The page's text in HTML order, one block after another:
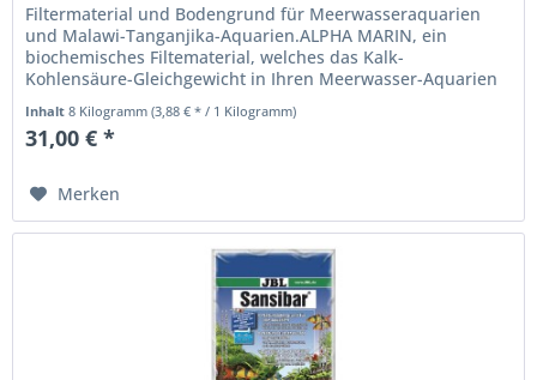
Filtermaterial und Bodengrund für Meerwasseraquarien
und Malawi-Tanganjika-Aquarien.ALPHA MARIN, ein
biochemisches Filte­material, welches das Kalk-
Kohlensäure-Gleichgewicht in Ihren Meerwasser-Aquarien
konstant hält.
Inhalt8 Kilogramm(3,88 € * / 1 Kilogramm)
31,00 € *
Merken